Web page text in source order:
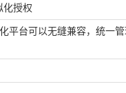
化授权
平台可以无缝兼容，统一